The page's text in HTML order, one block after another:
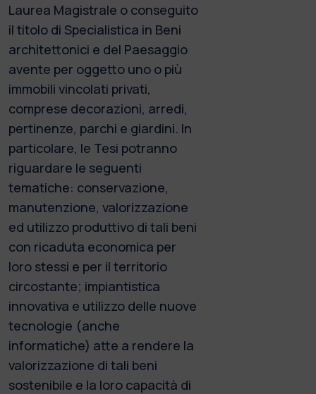
Laurea Magistrale o conseguito
il titolo di Specialistica in Beni
architettonici e del Paesaggio
avente per oggetto uno o più
immobili vincolati privati,
comprese decorazioni, arredi,
pertinenze, parchi e giardini. In
particolare, le Tesi potranno
riguardare le seguenti
tematiche: conservazione,
manutenzione, valorizzazione
ed utilizzo produttivo di tali beni
con ricaduta economica per
loro stessi e per il territorio
circostante; impiantistica
innovativa e utilizzo delle nuove
tecnologie (anche
informatiche) atte a rendere la
valorizzazione di tali beni
sostenibile e la loro capacità di